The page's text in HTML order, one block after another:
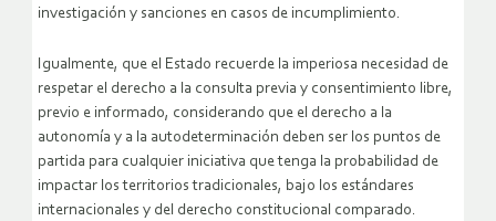
investigación y sanciones en casos de incumplimiento.
Igualmente, que el Estado recuerde la imperiosa necesidad de
respetar el derecho a la consulta previa y consentimiento libre,
previo e informado, considerando que el derecho a la
autonomía y a la autodeterminación deben ser los puntos de
partida para cualquier iniciativa que tenga la probabilidad de
impactar los territorios tradicionales, bajo los estándares
internacionales y del derecho constitucional comparado.